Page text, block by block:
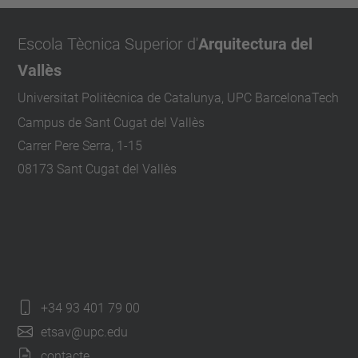
Escola Tècnica Superior d'Arquitectura del
Vallès
Universitat Politècnica de Catalunya, UPC BarcelonaTech
Campus de Sant Cugat del Vallès
Carrer Pere Serra, 1-15
08173 Sant Cugat del Vallès
+34 93 401 79 00
etsav@upc.edu